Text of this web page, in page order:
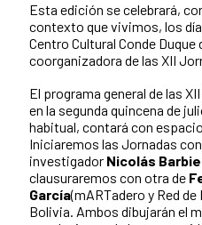
Esta edición se celebrará,
contexto que vivimos, los
Centro Cultural Conde Duque
coorganizadora de las XII
El programa general de las
en la segunda quincena de
habitual, contará con
Iniciaremos las Jornadas
investigador Nicolás
clausuraremos con otra de
García(mARTadero y Red
Bolivia. Ambos dibujarán el